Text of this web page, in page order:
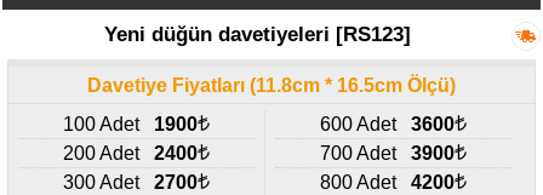
Yeni düğün davetiyeleri [RS123]
Davetiye Fiyatları (11.8cm * 16.5cm Ölçü)
100 Adet
1900
200 Adet
2400
300 Adet
2700
600 Adet
3600
700 Adet
3900
800 Adet
4200